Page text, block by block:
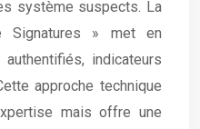
système suspects. La
Signatures » met en
indicateurs
approche technique
mais offre une